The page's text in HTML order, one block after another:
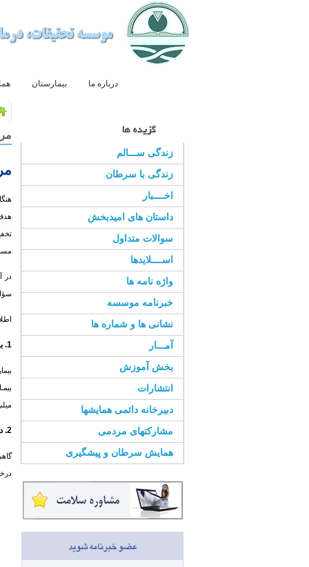
درباره ما بیمارستان
در
1. بیمار چقدر زنده مي‌ماند؟
2. در مورد بیمارانی که در خانه بستری هستند، مراقبت‌کنندگان از بیمار چه زماني باید از متخصصین درخواست کمک کنند؟
زندگی ســـالم
زندگی با سرطان
اخــــبار
داستان های امیدبخش
سوالات متداول
اســــلایدها
واژه نامه ها
خبرنامه موسسه
نشانی ها و شماره ها
آمـــار
بخش آموزش
انتشارات
دبیرخانه دائمی همایشها
مشارکتهای مردمی
همایش سرطان و پیشگیری